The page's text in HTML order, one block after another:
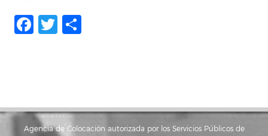
Facebook
Twitter
Agencia de Colocación autorizada por los Servicios Públicos de